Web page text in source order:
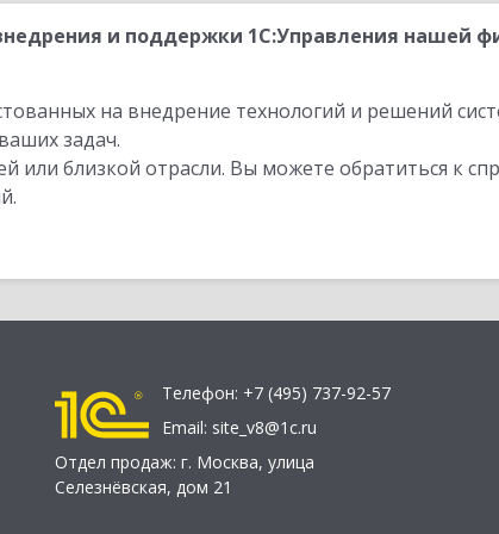
и поддержки 1С:Управления нашей
на внедрение технологий и решений
задач.
или близкой отрасли. Вы можете обратиться к
Телефон: +7 (495) 737-92-57
Email: site_v8@1c.ru
Отдел продаж: г. Москва, улица
Селезнёвская, дом 21